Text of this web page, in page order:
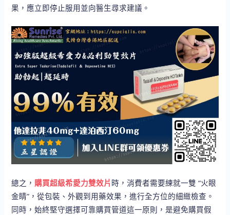
果，應立即停止服用並向醫生尋求建議。
總之， 購買超級希愛力雙效片 時，消費者需要練就一雙 “火眼
金睛”，從包裝、外觀到用藥效果，進行全方位的細緻檢查。
同時，始終堅守選擇可靠購買管道這一原則，是避免購買假